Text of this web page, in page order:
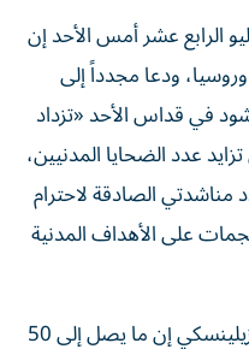
الرابع عشر أمس الأحد ‌إن
ودعا مجدداً إلى
في قداس ‌الأحد «تزداد
عدد الضحايا المدنيين،
الصادقة لاحترام
على الأهداف المدنية
وقال الرئيس الأوكراني فولوديمير زيلينسكي إن ما يصل إلى 50